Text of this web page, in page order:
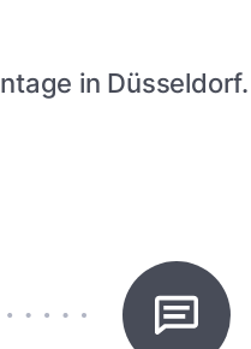
in Düsseldorf.